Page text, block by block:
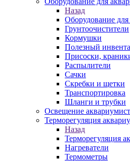
Назад
Оборудование
Грунтоочистители
Кормушки
Полезный
Присоски,
Распылители
Сачки
Скребки и щетки
Транспортировка
Шланги и трубки
Освещение
Терморегуляция
Назад
Терморегуляция
Нагреватели
Термометры